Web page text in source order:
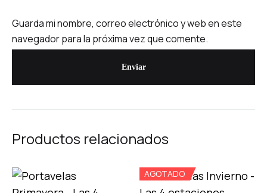
Guarda mi nombre, correo electrónico y web en este
navegador para la próxima vez que comente.
Productos relacionados
AGOTADO